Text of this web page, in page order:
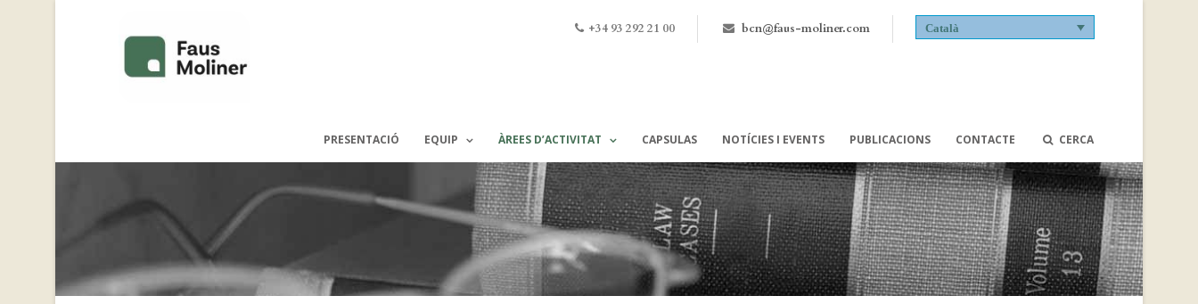
+34 93 292 21 00 bcn@faus-moliner.com Català
PRESENTACIÓ EQUIP ÀREES D’ACTIVITAT CAPSULAS NOTÍCIES I EVENTS PUBLICACIONS CONTACTE CERCA